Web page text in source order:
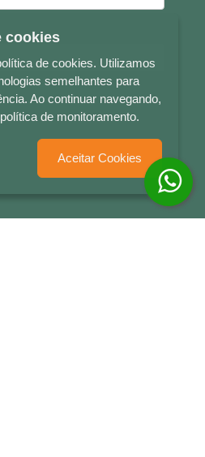
cookies
de cookies. Utilizamos
semelhantes para
Ao continuar navegando,
de monitoramento.
Aceitar Cookies